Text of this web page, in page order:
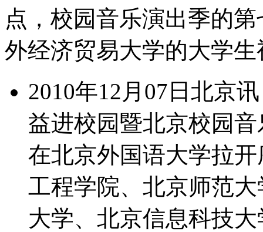
点，校园音乐演出季的
外经济贸易大学的大学
2010年12月07日北京
益进校园暨北京校园
在北京外国语大学拉
工程学院、北京师范
大学、北京信息科技